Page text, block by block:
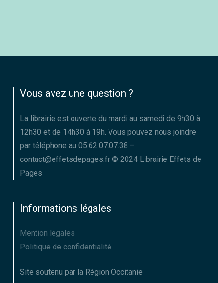
Vous avez une question ?
La librairie est ouverte du mardi au samedi de 9h30 à
12h30 et de 14h30 à 19h. Vous pouvez nous joindre
par téléphone au 05.62.07.07.38 –
contact@effetsdepages.fr © 2024 Librairie Effets de
Pages
Informations légales
Mention légales
Politique de confidentialité
Site soutenu par la Région Occitanie